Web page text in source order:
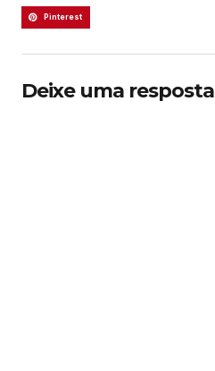
Pinterest
Deixe uma resposta